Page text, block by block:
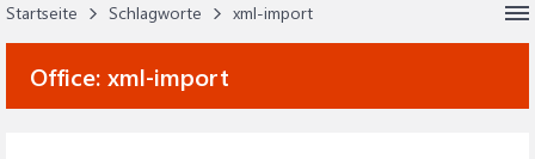
Startseite Schlagworte xml-import
Office: xml-import